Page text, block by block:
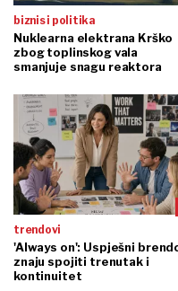
biznis i politika
Nuklearna elektrana Krško
zbog toplinskog vala
smanjuje snagu reaktora
trendovi
'Always on': Uspješni
znaju spojiti trenutak i
kontinuitet